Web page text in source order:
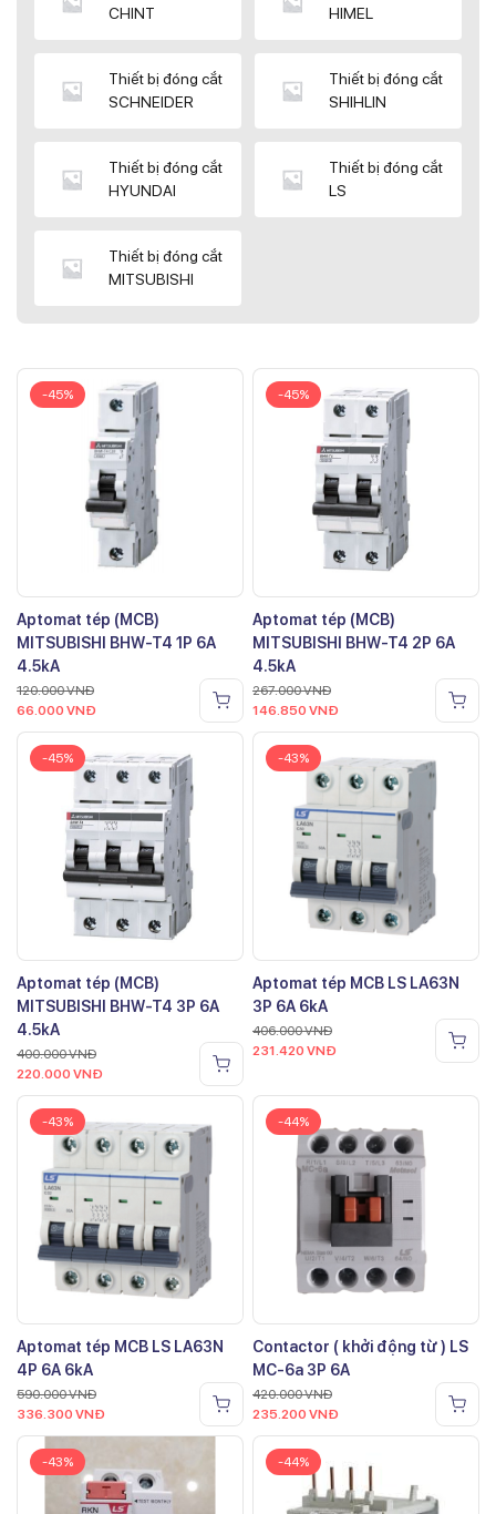
CHINT
HIMEL
Thiết bị đóng cắt
SCHNEIDER
Thiết bị đóng cắt
SHIHLIN
Thiết bị đóng cắt
HYUNDAI
Thiết bị đóng cắt
LS
Thiết bị đóng cắt
MITSUBISHI
-45%
Aptomat tép (MCB)
MITSUBISHI BHW-T4 1P 6A
4.5kA
120.000VNĐ
66.000 VNĐ
-45%
Aptomat tép (MCB)
MITSUBISHI BHW-T4 2P 6A
4.5kA
267.000VNĐ
146.850 VNĐ
-45%
Aptomat tép (MCB)
MITSUBISHI BHW-T4 3P 6A
4.5kA
400.000VNĐ
220.000 VNĐ
-43%
Aptomat tép MCB LS LA63N
3P 6A 6kA
406.000VNĐ
231.420 VNĐ
-43%
Aptomat tép MCB LS LA63N
4P 6A 6kA
590.000VNĐ
336.300 VNĐ
-44%
Contactor ( khởi động từ ) LS
MC-6a 3P 6A
420.000VNĐ
235.200 VNĐ
-43% -44%